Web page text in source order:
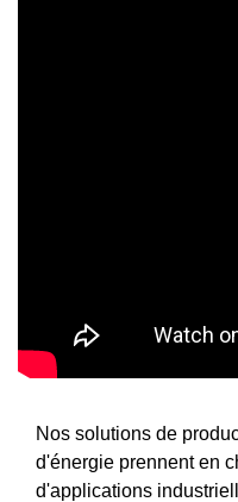
Nos solutions de
d'énergie prennent en
d'applications